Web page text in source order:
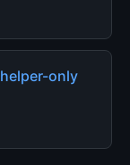
only